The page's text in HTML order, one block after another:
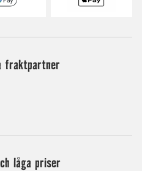
fraktpartner
låga priser